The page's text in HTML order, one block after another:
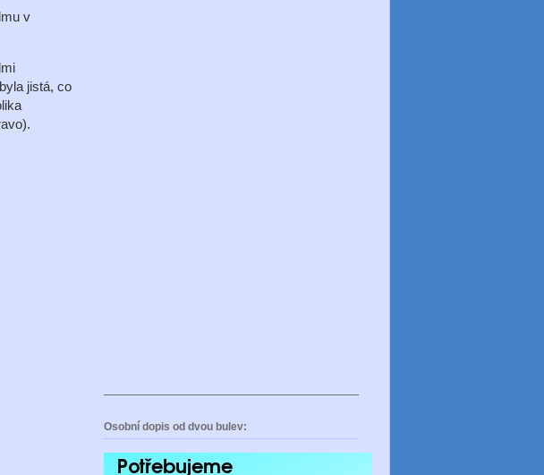
v
jistá, co
Osobní dopis od dvou bulev: